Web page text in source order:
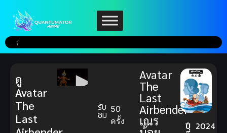
รับ
ชม 50
ครั้ง
Avatar
The
Last
Airbender
เณร ปี 2024
ดู
Avatar
The
Last